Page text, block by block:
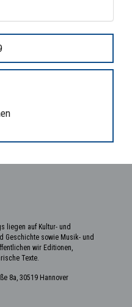
liegen auf Kultur- und
Geschichte sowie Musik- und
wir Editionen,
Texte.
8a, 30519 Hannover